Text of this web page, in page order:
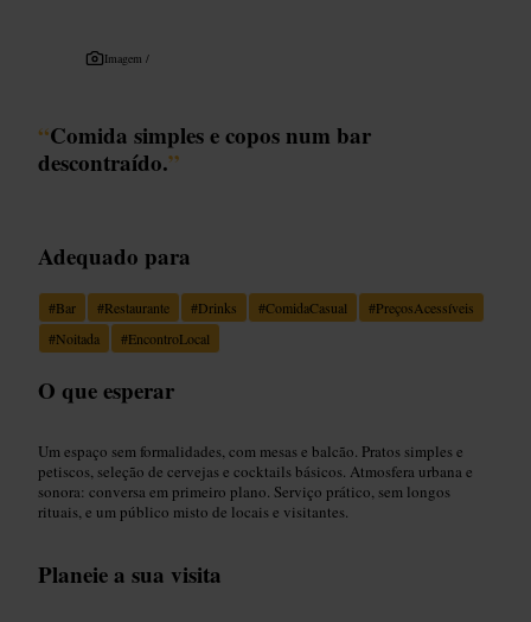
Imagem /
“Comida simples e copos num bar
descontraído.”
Adequado para
#Bar #Restaurante #Drinks #ComidaCasual #PreçosAcessíveis
#Noitada #EncontroLocal
O que esperar
Um espaço sem formalidades, com mesas e balcão. Pratos simples e
petiscos, seleção de cervejas e cocktails básicos. Atmosfera urbana e
sonora: conversa em primeiro plano. Serviço prático, sem longos
rituais, e um público misto de locais e visitantes.
Planeie a sua visita